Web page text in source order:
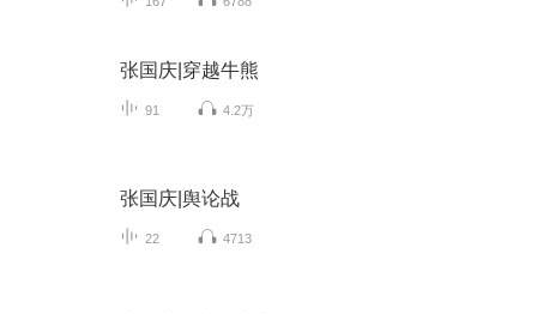
张国庆|穿越牛熊
91 4.2万
张国庆|舆论战
22 4713